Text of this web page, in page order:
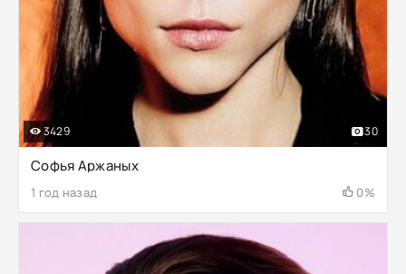
Софья Аржаных
1 год назад 0%
3429 30